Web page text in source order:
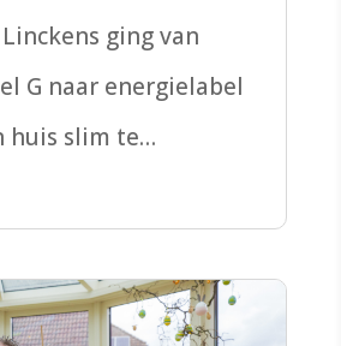
ging van
G naar energielabel
Dat betaalt zich
terug.